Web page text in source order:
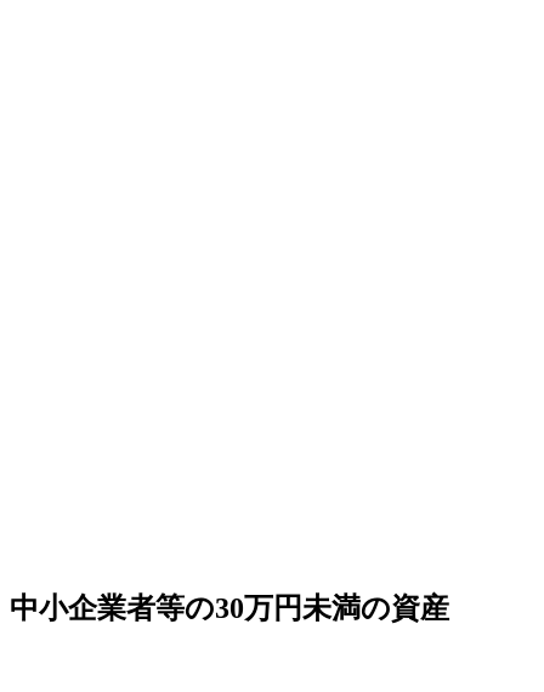
中小企業者等の30万円未満の資産